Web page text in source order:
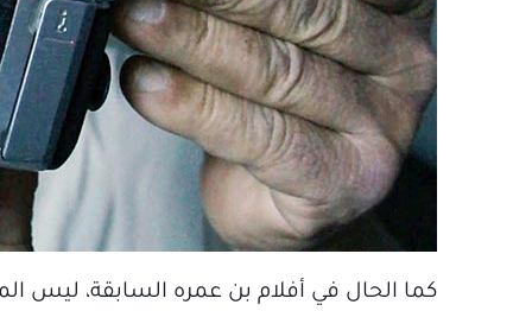
كما الحال في أفلام بن عمره السابقة، ليس